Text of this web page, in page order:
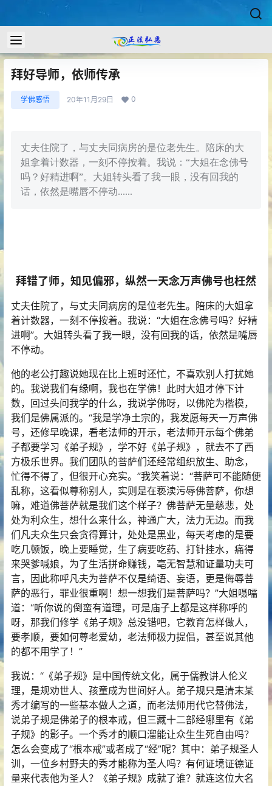
拜好导师，依师传承
学佛感悟 20年11月29日 0
丈夫住院了，与丈夫同病房的是位老先生。陪床的大
姐拿着计数器，一刻不停按着。我说：“大姐在念佛号
吗？好精进啊”。大姐转头看了我一眼，没有回我的
话，依然是嘴唇不停动......
拜错了师，知见偏邪，纵然一天念万声佛号也枉然
丈夫住院了，与丈夫同病房的是位老先生。陪床的大姐拿
着计数器，一刻不停按着。我说：“大姐在念佛号吗？好精
进啊”。大姐转头看了我一眼，没有回我的话，依然是嘴唇
不停动。
他的老公打趣说她现在比上班时还忙，不喜欢别人打扰她
的。我说我们有缘啊，我也在学佛！此时大姐才停下计
数，回过头问我学的什么，我说学佛呀，以佛陀为楷模，
我们是佛属派的。“我是学净土宗的，我发愿每天一万声佛
号，还修早晚课，看老法师的开示，老法师开示每个佛弟
子都要学习《弟子规》，学不好《弟子规》，就去不了西
方极乐世界。我们团队的菩萨们还经常组织放生、助念，
忙得不得了，但很开心充实。”我笑着说：“菩萨可不能随便
乱称，这看似尊称别人，实则是在亵渎污辱佛菩萨，你想
嘛，难道佛菩萨就是我们这个样子？佛菩萨无量慈悲，处
处为利众生，想什么来什么，神通广大，法力无边。而我
们凡夫众生只会贪得算计，处处是黑业，每天考虑的是要
吃几顿饭，晚上要睡觉，生了病要吃药、打针挂水，痛得
来哭爹喊娘，为了生活拼命赚钱，亳无智慧和证量功夫可
言，因此称呼凡夫为菩萨不仅是绮语、妄语，更是侮辱菩
萨的恶行，罪业很重啊！想一想我们是菩萨吗？”大姐嗫嚅
道：“听你说的倒蛮有道理，可是庙子上都是这样称呼的
呀，那我们修学《弟子规》总没错吧，它教育怎样做人，
要孝顺，要如何尊老爱幼，老法师极力提倡，甚至说其他
的都不用学了！”
我说：“《弟子规》是中国传统文化，属于儒教讲人伦义
理，是规劝世人、孩童成为世间好人。弟子规只是清末某
秀才编写的一些基本做人之道，而老法师用代它替佛法，
说弟子规是佛弟子的根本戒，但三藏十二部经哪里有《弟
子规》的影子。一个秀才的顺口溜能让众生生死自由吗？
怎么会变成了“根本戒”或者成了“经”呢？其中：弟子规圣人
训，一位乡村野夫的秀才能称为圣人吗？有何证境证德证
量来代表他为圣人？《弟子规》成就了谁？就连这位大名